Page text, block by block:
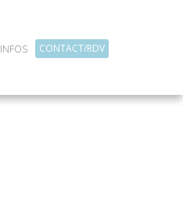
INFOS CONTACT/RDV